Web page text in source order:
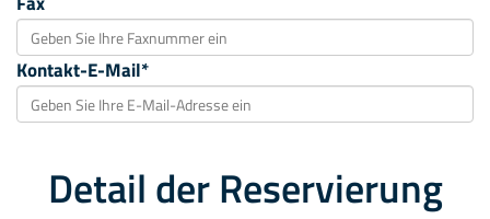
Kontakt-E-Mail*
Detail der Reservierung